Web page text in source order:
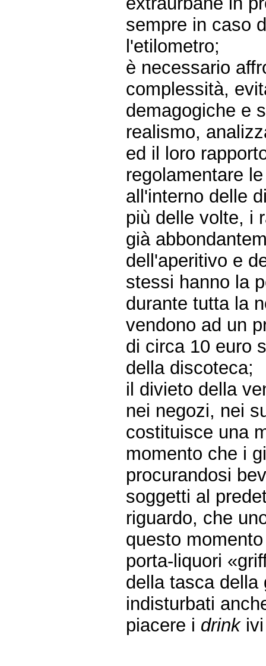
sempre in caso
l'etilometro;
è necessario
complessità,
demagogiche e
realismo,
ed il loro
regolamentare
all'interno delle
più delle volte, i
già
dell'aperitivo e
stessi hanno la
durante tutta la
vendono ad un
di circa 10 euro
della discoteca;
il divieto della
nei negozi, nei
costituisce una
momento che i
procurandosi
soggetti al
riguardo, che
questo
porta-liquori
della tasca della
indisturbati
piacere i drinkivi